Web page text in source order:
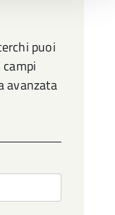
puoi
avanzata